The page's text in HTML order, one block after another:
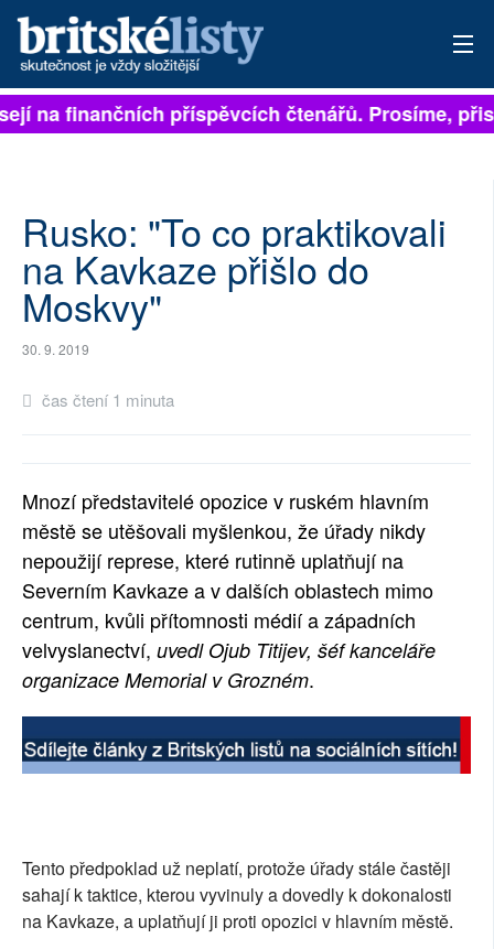
PŘIHLÁSIT
ARCHIV
ROZHOVORY
TÉMATA
SOCIÁLNÍ SÍTĚ
RUBRIKY
PLNÁ VERZE STRÁNEK
na finančních příspěvcích čtenářů. Prosíme,
Rusko: "To co praktikovali
na Kavkaze přišlo do
Moskvy"
30. 9. 2019
čas čtení 1 minuta
Mnozí představitelé opozice v ruském hlavním
městě se utěšovali myšlenkou, že úřady nikdy
nepoužijí represe, které rutinně uplatňují na
Severním Kavkaze a v dalších oblastech mimo
centrum, kvůli přítomnosti médií a západních
velvyslanectví, uvedl Ojub Titijev, šéf kanceláře
organizace Memorial v Grozném.
Tento předpoklad už neplatí, protože úřady stále častěji
sahají k taktice, kterou vyvinuly a dovedly k dokonalosti
na Kavkaze, a uplatňují ji proti opozici v hlavním městě.